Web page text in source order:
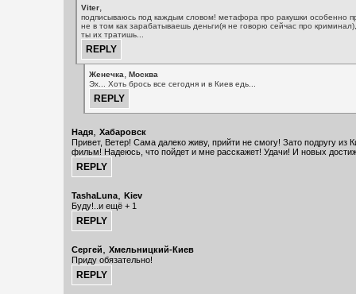
Viter,
подписываюсь под каждым словом! метафора про ракушки особенно
не в том как зарабатываешь деньги(я не говорю сейчас про
ты их тратишь...
Женечка, Москва
Эх... Хоть брось все сегодня и в Киев едь...
Надя, Хабаровск
Привет, Ветер! Сама далеко живу, прийти не смогу! Зато подругу из
фильм! Надеюсь, что пойдет и мне расскажет! Удачи! И новых
TashaLuna, Kiev
Буду!..и ещё + 1
Сергей, Хмельницкий-Киев
Приду обязательно!